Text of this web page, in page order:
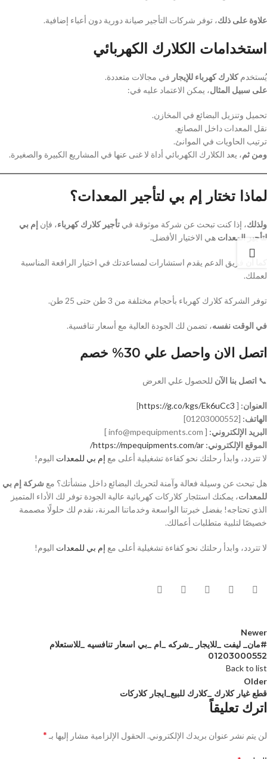
علاوة على ذلك، توفر شركات التأجير صيانة دورية دون أعباء إضافية.
استخدامات الكلارك الكهربائي
يُستخدمكلارك كهرباء للإيجار في مجالات متعددة.
على سبيل المثال، يمكن الاعتماد عليه في:
تحميل وتنزيل البضائع في المخازن.
نقل المعدات داخل المصانع.
ترتيب الحاويات في الموانئ.
ومن ثم، يعد الكلارك الكهربائي أداة لا غنى عنها في المشاريع الكبيرة والصغيرة.
لماذا تختار إم بي لتأجير المعدات؟
ولذلك، إذا كنت تبحث عن شركة موثوقة في تأجير كلارك كهرباء، فإن إم بي
لتأجير المعدات هي الاختيار الأفضل.
فريق الدعم يقدم استشارات لمساعدتك في اختيار الرافعة المناسبة
لعملك.
توفر الشركة كلارك كهرباء بأحجام مختلفة من 3 طن حتى 25 طن.
في الوقت نفسه، تضمن لك الجودة العالية مع أسعار تنافسية.
اتصل الان واحصل علي 30% خصم
📞 اتصل بنا الآن للحصول علي العرض
العنوان: [
https://g.co/kgs/Ek6uCc3
]
الهاتف: [01203000552]
البريد الإلكتروني: [ info@mpequipments.com ]
الموقع الإلكتروني: https://mpequipments.com/ar/
لا تتردد، وابدأ رحلتك نحو كفاءة تشغيلية أعلى مع إم بي للمعدات اليوم!
هل تبحث عن وسيلة فعالة وآمنة لتحريك البضائع داخل منشأتك؟ مع شركة إم بي
للمعدات، يمكنك استئجار كلاركات كهربائية عالية الجودة توفر لك الأداء المتميز
الذي تحتاجه! بفضل خبرتنا الواسعة وخدماتنا المرنة، نقدم لك حلولًا مصممة
خصيصًا لتلبية متطلبات أعمالك.
لا تتردد، وابدأ رحلتك نحو كفاءة تشغيلية أعلى مع إم بي للمعدات اليوم!
Newer
#مان_ ليفت _للايجار _شركه _ام _بي اسعار تنافسيه _للاستعلام
01203000552
Back to list
Older
قطع غيار كلارك _كلارك للبيع_ايجار كلاركات
اترك تعليقاً
لن يتم نشر عنوان بريدك الإلكتروني. الحقول الإلزامية مشار إليها بـ *